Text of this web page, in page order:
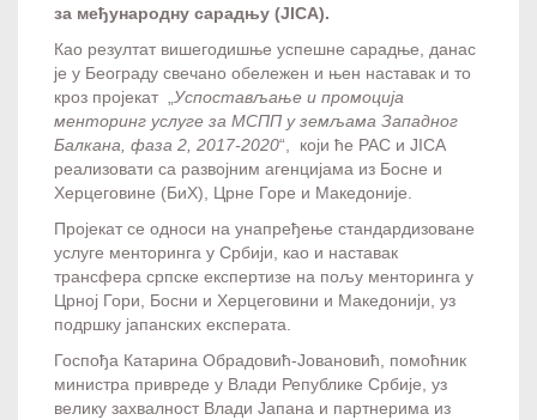
за међународну сарадњу (JICA).
Као резултат вишегодишње успешне сарадње, данас
је у Београду свечано обележен и њен наставак и то
кроз пројекат „ Успостављање и промоција
менторинг услуге за МСПП у земљама Западног
Балкана, фаза 2, 2017-2020“, који ће РАС и JICA
реализовати са развојним агенцијама из Босне и
Херцеговине (БиХ), Црне Горе и Македоније.
Пројекат се односи на унапређење стандардизоване
услуге менторинга у Србији, као и наставак
трансфера српске експертизе на пољу менторинга у
Црној Гори, Босни и Херцеговини и Македонији, уз
подршку јапанских експерата.
Госпођа Катарина Обрадовић-Јовановић, помоћник
министра привреде у Влади Републике Србије, уз
велику захвалност Влади Јапана и партнерима из